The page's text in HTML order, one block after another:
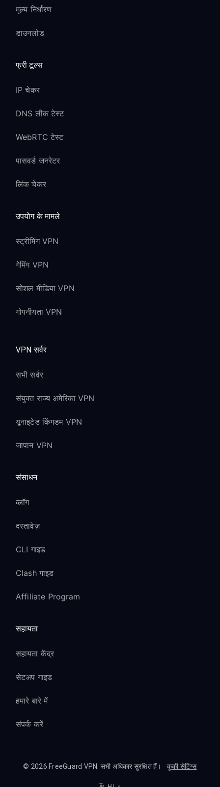
मूल्य निर्धारण
डाउनलोड
फ्री टूल्स
IP चेकर
DNS लीक टेस्ट
WebRTC टेस्ट
पासवर्ड जनरेटर
लिंक चेकर
उपयोग के मामले
स्ट्रीमिंग VPN
गेमिंग VPN
सोशल मीडिया VPN
गोपनीयता VPN
VPN सर्वर
सभी सर्वर
संयुक्त राज्य अमेरिका VPN
यूनाइटेड किंगडम VPN
जापान VPN
संसाधन
ब्लॉग
दस्तावेज़
CLI गाइड
Clash गाइड
Affiliate Program
सहायता
सहायता केंद्र
सेटअप गाइड
हमारे बारे में
संपर्क करें
© 2026 FreeGuard VPN. सभी अधिकार सुरक्षित हैं। कुकी सेटिंग्स